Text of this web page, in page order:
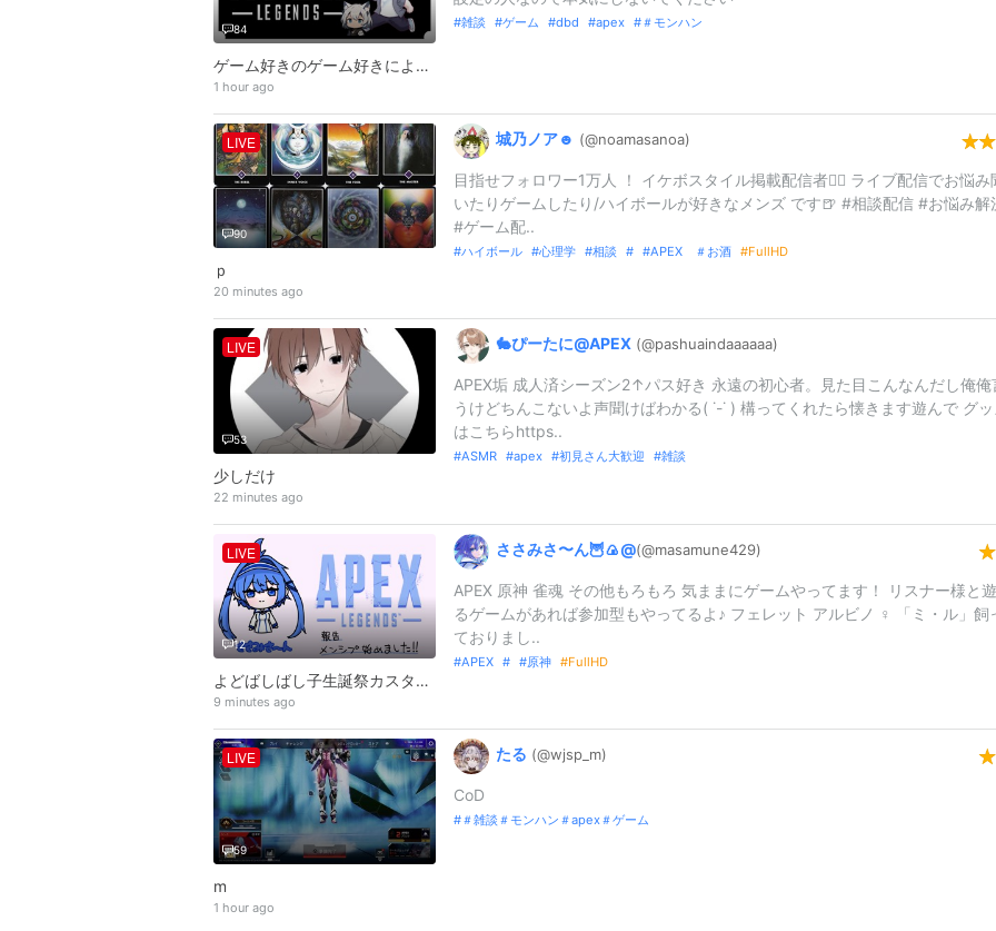
84
ゲーム好きのゲーム好きによるゲーム好きのための配信！！ 雑談もかねて配信してますので、コメントよろしくです！！
1 hour ago
雑談 ゲーム dbd apex ＃モンハン
LIVE
90
ｐ
20 minutes ago
城乃ノア☻ (@noamasanoa)
目指せフォロワー1万人 ！ イケボスタイル掲載配信者🙆‍♂️ ライブ配信でお悩み
いたりゲームしたり/ハイボールが好きなメンズ です🍺 #相談配信 #お悩み解
#ゲーム配..
ハイボール 心理学 相談 APEX ＃お酒 FullHD
LIVE
53
少しだけ
22 minutes ago
🐇ぴーたに@APEX (@pashuaindaaaaaa)
APEX垢 成人済シーズン2↑パス好き 永遠の初心者。見た目こんなんだし俺俺
うけどちんこないよ声聞けばわかる( ˙-˙ ) 構ってくれたら懐きます遊んで グ
はこちらhttps..
ASMR apex 初見さん大歓迎 雑談
LIVE
12
よどばしばし子生誕祭カスタム ファッキン玉夫さん 魔六 あうさん
9 minutes ago
ささみさ〜ん🦉🍙@(@masamune429)
APEX 原神 雀魂 その他もろもろ 気ままにゲームやってます！ リスナー様と
るゲームがあれば参加型もやってるよ♪ フェレット アルビノ︎︎ ♀ 「ミ・ル」飼
ておりまし..
APEX 原神 FullHD
LIVE
59
m
1 hour ago
たる (@wjsp_ m)
CoD
＃雑談＃モンハン＃apex＃ゲーム